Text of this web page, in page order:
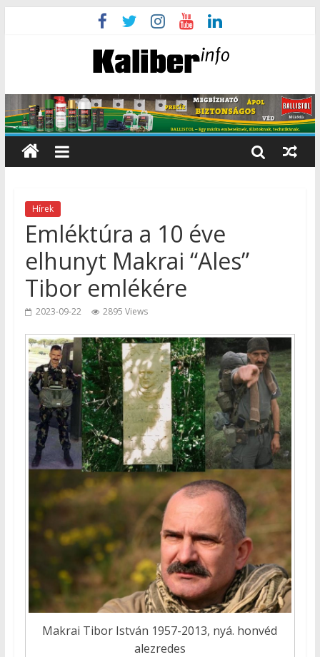
Hírek
Emléktúra a 10 éve
elhunyt Makrai “Ales”
Tibor emlékére
2023-09-22 2895 Views
Makrai Tibor István 1957-2013, nyá. honvéd
alezredes